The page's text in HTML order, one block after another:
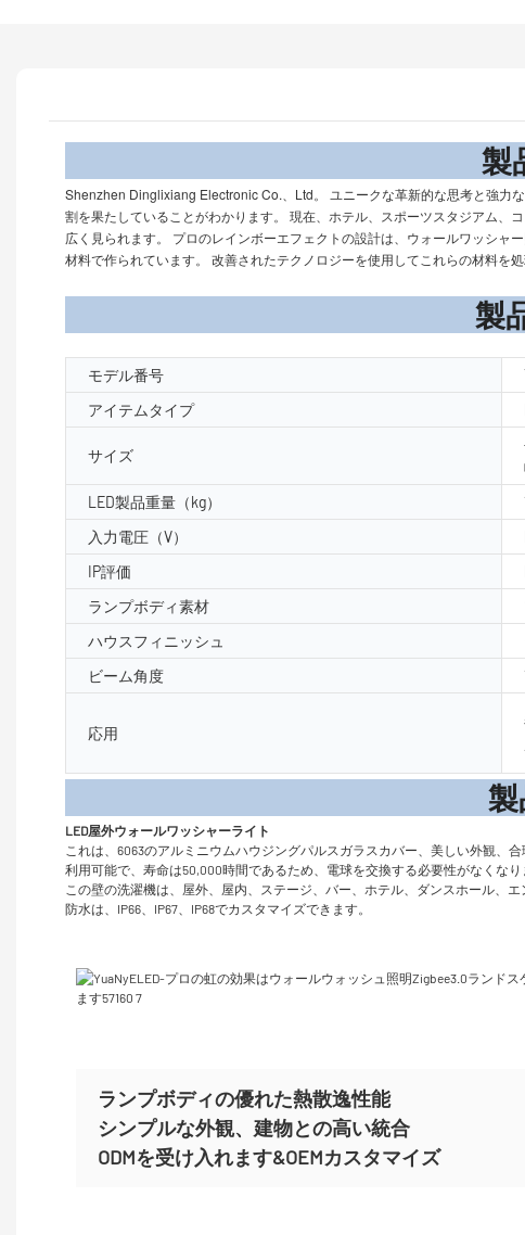
製品
Shenzhen Dinglixiang Electronic Co.、Ltd。 ユニークな革新的な思考と強力
割を果たしていることがわかります。 現在、ホテル、スポーツスタジアム、
広く見られます。 プロのレインボーエフェクトの設計は、ウォールワッシ
材料で作られています。 改善されたテクノロジーを使用してこれらの材料を
製品パラメ
モデル番号
アイテムタイプ
サイズ
LED製品重量（kg）
入力電圧（V）
IP評価
ランプボディ素材
ハウスフィニッシュ
ビーム角度
応用
製品
LED屋外ウォールワッシャーライト
これは、6063のアルミニウムハウジングパルスガラスカバー、美しい外観、
利用可能で、寿命は50,000時間であるため、電球を交換する必要性がなくな
この壁の洗濯機は、屋外、屋内、ステージ、バー、ホテル、ダンスホール、
防水は、IP66、IP67、IP68でカスタマイズできます。
ランプボディの優れた熱散逸性能
シンプルな外観、建物との高い統合
ODMを受け入れます&OEMカスタマイズ